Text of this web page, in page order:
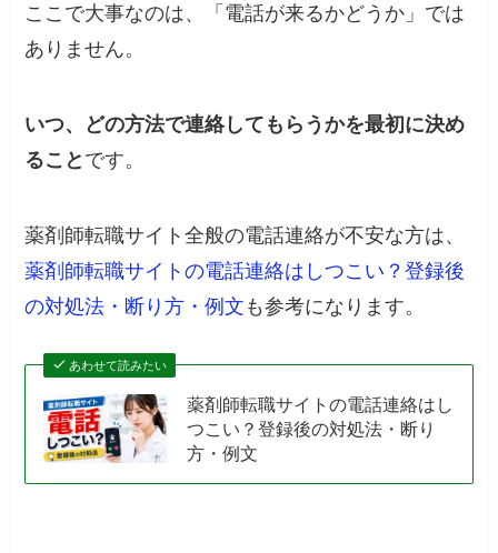
ここで大事なのは、「電話が来るかどうか」では
ありません。
いつ、どの方法で連絡してもらうかを最初に決め
ること です。
薬剤師転職サイト全般の電話連絡が不安な方は、
薬剤師転職サイトの電話連絡はしつこい？登録後
の対処法・断り方・例文 も参考になります。
あわせて読みたい
薬剤師転職サイトの電話連絡はし
つこい？登録後の対処法・断り
方・例文